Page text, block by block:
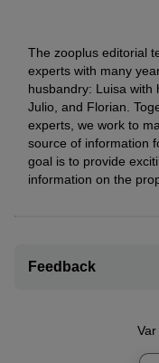
The zooplus editorial
experts with many
husbandry: Luisa with
Julio, and Florian.
experts, we work to
source of information
goal is to provide
information on the
Feedback